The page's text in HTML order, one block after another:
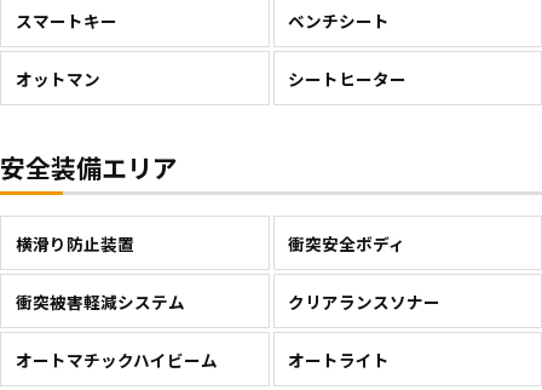
スマートキー ベンチシート
オットマン シートヒーター
安全装備エリア
横滑り防止装置 衝突安全ボディ
衝突被害軽減システム クリアランスソナー
オートマチックハイビーム オートライト